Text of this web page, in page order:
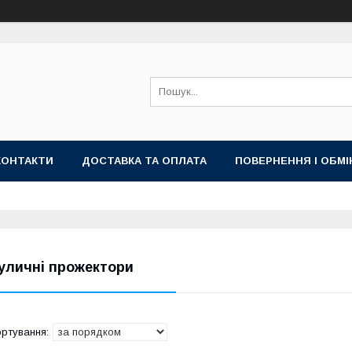
ДОСТАВКА ТА ОПЛАТА ПОВЕРНЕННЯ І
прожектори